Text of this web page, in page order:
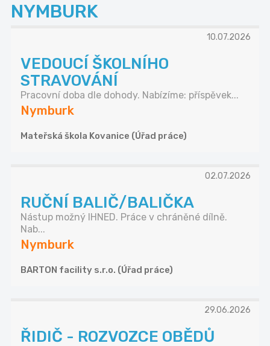
NYMBURK
10.07.2026
VEDOUCÍ ŠKOLNÍHO
STRAVOVÁNÍ
Pracovní doba dle dohody. Nabízíme: příspěvek...
Nymburk
Mateřská škola Kovanice (Úřad práce)
02.07.2026
RUČNÍ BALIČ/BALIČKA
Nástup možný IHNED. Práce v chráněné dílně.
Nab...
Nymburk
BARTON facility s.r.o. (Úřad práce)
29.06.2026
ŘIDIČ - ROZVOZCE OBĚDŮ